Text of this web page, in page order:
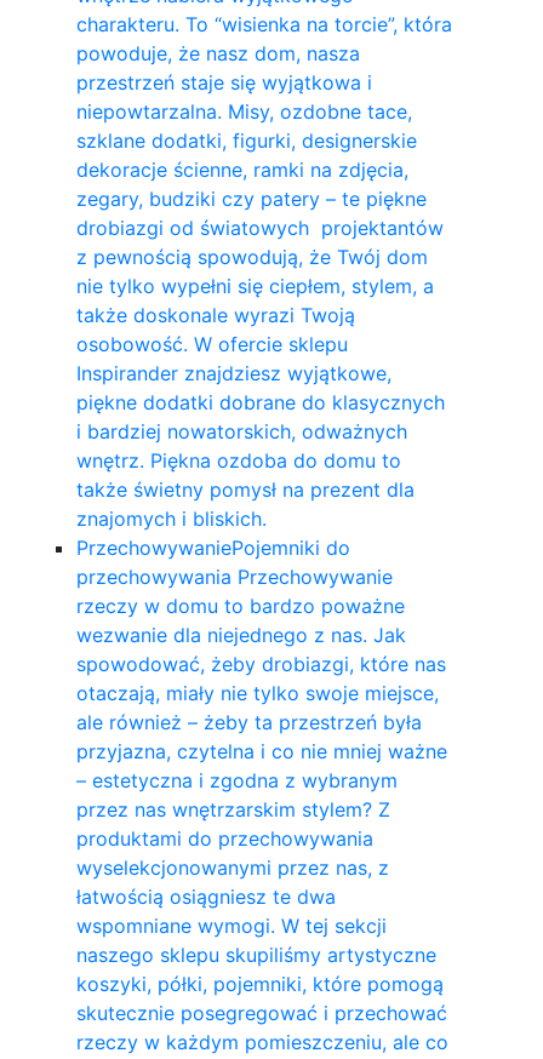
charakteru. To “wisienka na torcie”, która
powoduje, że nasz dom, nasza
przestrzeń staje się wyjątkowa i
niepowtarzalna. Misy, ozdobne tace,
szklane dodatki, figurki, designerskie
dekoracje ścienne, ramki na zdjęcia,
zegary, budziki czy patery – te piękne
drobiazgi od światowych projektantów
z pewnością spowodują, że Twój dom
nie tylko wypełni się ciepłem, stylem, a
także doskonale wyrazi Twoją
osobowość. W ofercie sklepu
Inspirander znajdziesz wyjątkowe,
piękne dodatki dobrane do klasycznych
i bardziej nowatorskich, odważnych
wnętrz. Piękna ozdoba do domu to
także świetny pomysł na prezent dla
znajomych i bliskich.
PrzechowywaniePojemniki do
przechowywania Przechowywanie
rzeczy w domu to bardzo poważne
wezwanie dla niejednego z nas. Jak
spowodować, żeby drobiazgi, które nas
otaczają, miały nie tylko swoje miejsce,
ale również – żeby ta przestrzeń była
przyjazna, czytelna i co nie mniej ważne
– estetyczna i zgodna z wybranym
przez nas wnętrzarskim stylem? Z
produktami do przechowywania
wyselekcjonowanymi przez nas, z
łatwością osiągniesz te dwa
wspomniane wymogi. W tej sekcji
naszego sklepu skupiliśmy artystyczne
koszyki, półki, pojemniki, które pomogą
skutecznie posegregować i przechować
rzeczy w każdym pomieszczeniu, ale co